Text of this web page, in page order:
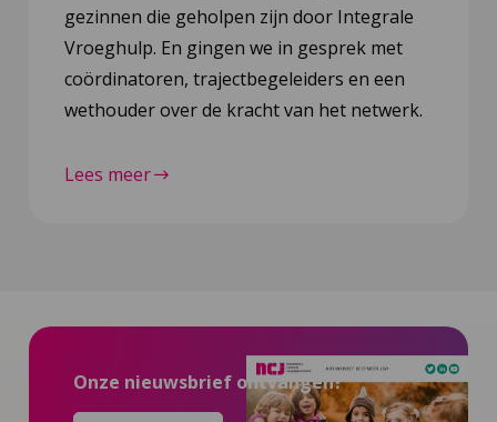
gezinnen die geholpen zijn door Integrale
Vroeghulp. En gingen we in gesprek met
coördinatoren, trajectbegeleiders en een
wethouder over de kracht van het netwerk.
Lees meer
Onze nieuwsbrief ontvangen?